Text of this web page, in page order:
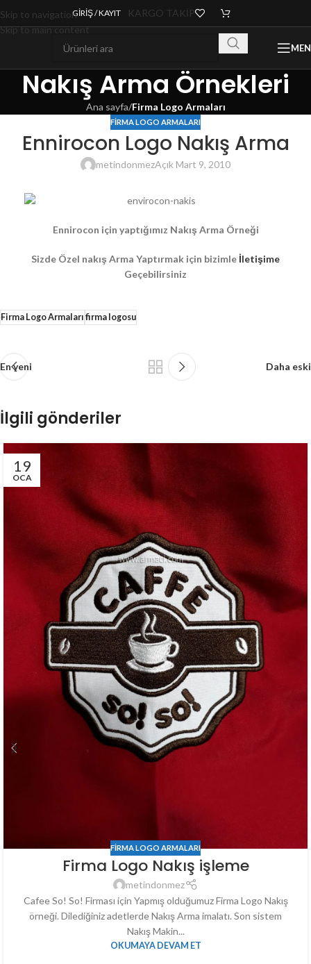
Skip to navigation
Skip to main content
GIRIŞ / KAYIT KARGO TAKİP
Nakış Arma Örnekleri
Ana sayfa/Firma Logo Armaları
FIRMA LOGO ARMALARI
Ennirocon Logo Nakış Arma
metindonmezAçık Mart 9, 2010
Ennirocon için yaptığımız Nakış Arma Örneği
Sizde Özel nakış Arma Yaptırmak için bizimle İletişime
Geçebilirsiniz
Firma Logo Armaları firma logosu
En yeni Daha eski
İlgili gönderiler
19
OCA
FIRMA LOGO ARMALARI
Firma Logo Nakış işleme
metindonmez
Cafee So! So! Firması için Yapmış olduğumuz Firma Logo Nakış
örneği. Dilediğiniz adetlerde Nakış Arma imalatı. Son sistem
Nakış Makin...
OKUMAYA DEVAM ET